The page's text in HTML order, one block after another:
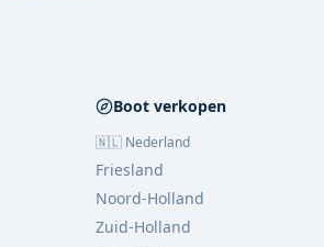
Boot verkopen
🇳🇱 Nederland
Friesland
Noord-Holland
Zuid-Holland